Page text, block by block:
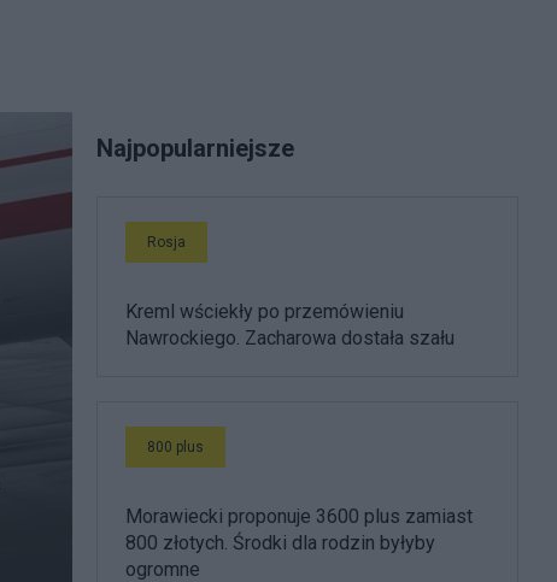
Najpopularniejsze
Rosja
Kreml wściekły po przemówieniu
Nawrockiego. Zacharowa dostała szału
800 plus
Morawiecki proponuje 3600 plus zamiast
800 złotych. Środki dla rodzin byłyby
ogromne